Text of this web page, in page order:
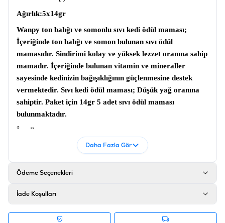
Ağırlık:5x14gr
Wanpy ton balığı ve somonlu sıvı kedi ödül maması;
İçeriğinde ton balığı ve somon bulunan sıvı ödül
mamasıdır. Sindirimi kolay ve yüksek lezzet oranına sahip
mamadır. İçeriğinde bulunan vitamin ve mineraller
sayesinde kedinizin bağışıklığının güçlenmesine destek
vermektedir. Sıvı kedi ödül maması; Düşük yağ oranına
sahiptir. Paket için 14gr 5 adet sıvı ödül maması
bulunmaktadır.
İçerik
Ton balığı (%1), Somon (%6.3), Tavuk (%4.2), Nişasta,
B3, D3, E)
Nem % 90, Protein % 6.5, Yağ % 0.1, Lif % 1, Kül % 2
Ürün Filtreleri
Daha Fazla Gör
Ödeme Seçenekleri
İade Koşulları